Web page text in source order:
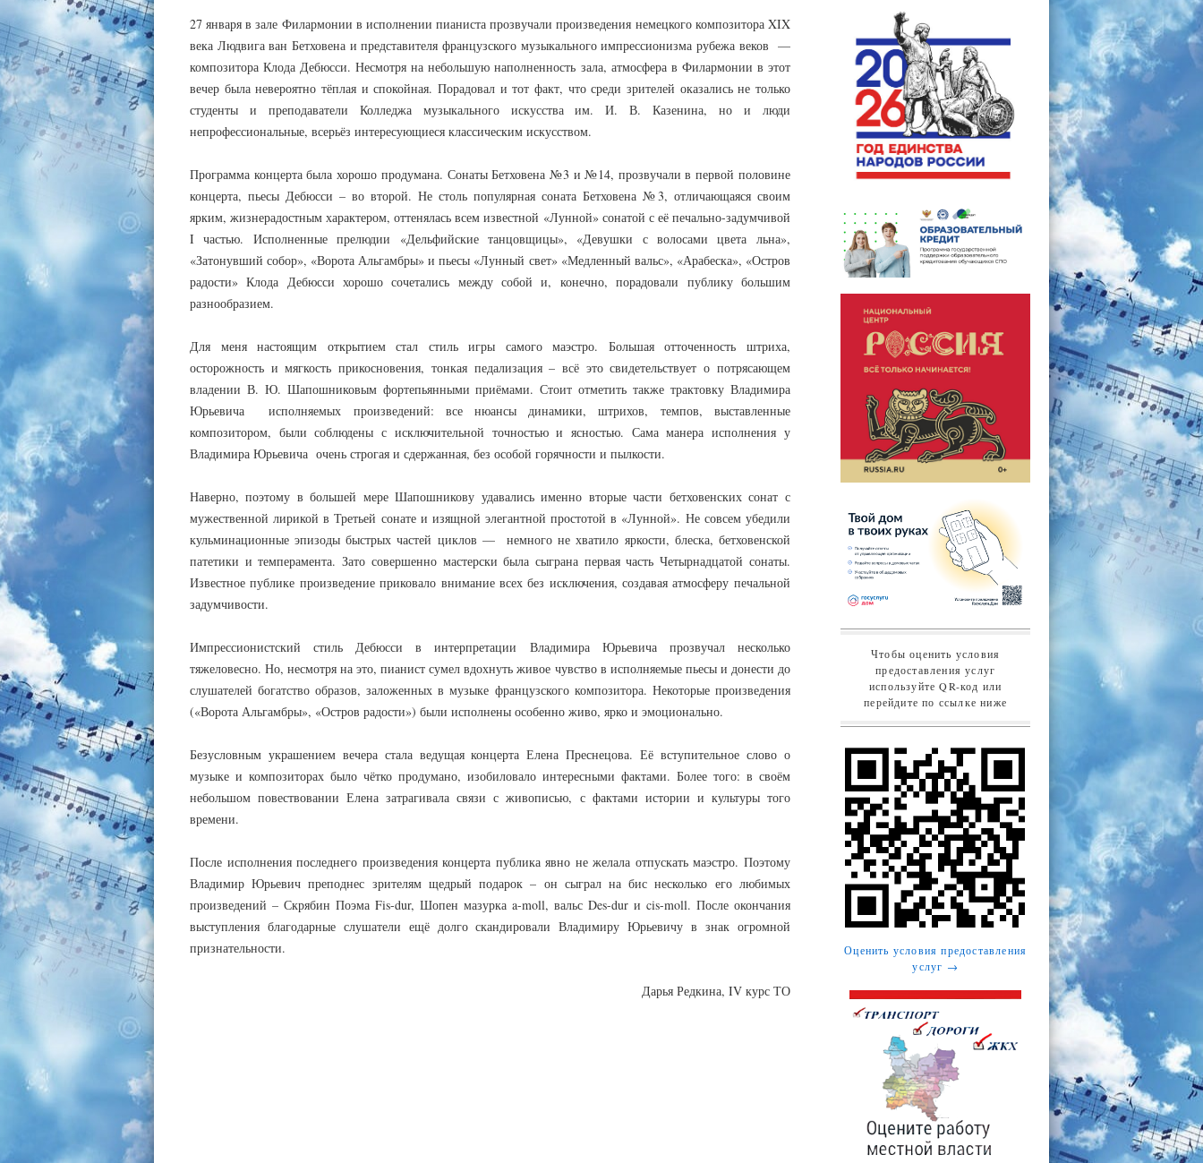
27 января в зале Филармонии в исполнении пианиста прозвучали произведения немецкого композитора XIX
века Людвига ван Бетховена и представителя французского музыкального импрессионизма рубежа веков —
композитора Клода Дебюсси. Несмотря на небольшую наполненность зала, атмосфера в Филармонии в этот
вечер была невероятно тёплая и спокойная. Порадовал и тот факт, что среди зрителей оказались не только
студенты и преподаватели Колледжа музыкального искусства им. И. В. Казенина, но и люди
непрофессиональные, всерьёз интересующиеся классическим искусством.
Программа концерта была хорошо продумана. Сонаты Бетховена №3 и №14, прозвучали в первой половине
концерта, пьесы Дебюсси – во второй. Не столь популярная соната Бетховена №3, отличающаяся своим
ярким, жизнерадостным характером, оттенялась всем известной «Лунной» сонатой с её печально-задумчивой
I частью. Исполненные прелюдии «Дельфийские танцовщицы», «Девушки с волосами цвета льна»,
«Затонувший собор», «Ворота Альгамбры» и пьесы «Лунный свет» «Медленный вальс», «Арабеска», «Остров
радости» Клода Дебюсси хорошо сочетались между собой и, конечно, порадовали публику большим
разнообразием.
Для меня настоящим открытием стал стиль игры самого маэстро. Большая отточенность штриха,
осторожность и мягкость прикосновения, тонкая педализация – всё это свидетельствует о потрясающем
владении В. Ю. Шапошниковым фортепьянными приёмами. Стоит отметить также трактовку Владимира
Юрьевича исполняемых произведений: все нюансы динамики, штрихов, темпов, выставленные
композитором, были соблюдены с исключительной точностью и ясностью. Сама манера исполнения у
Владимира Юрьевича очень строгая и сдержанная, без особой горячности и пылкости.
Наверно, поэтому в большей мере Шапошникову удавались именно вторые части бетховенских сонат с
мужественной лирикой в Третьей сонате и изящной элегантной простотой в «Лунной». Не совсем убедили
кульминационные эпизоды быстрых частей циклов — немного не хватило яркости, блеска, бетховенской
патетики и темперамента. Зато совершенно мастерски была сыграна первая часть Четырнадцатой сонаты.
Известное публике произведение приковало внимание всех без исключения, создавая атмосферу печальной
задумчивости.
Импрессионистский стиль Дебюсси в интерпретации Владимира Юрьевича прозвучал несколько
тяжеловесно. Но, несмотря на это, пианист сумел вдохнуть живое чувство в исполняемые пьесы и донести до
слушателей богатство образов, заложенных в музыке французского композитора. Некоторые произведения
(«Ворота Альгамбры», «Остров радости») были исполнены особенно живо, ярко и эмоционально.
Безусловным украшением вечера стала ведущая концерта Елена Преснецова. Её вступительное слово о
музыке и композиторах было чётко продумано, изобиловало интересными фактами. Более того: в своём
небольшом повествовании Елена затрагивала связи с живописью, с фактами истории и культуры того
времени.
После исполнения последнего произведения концерта публика явно не желала отпускать маэстро. Поэтому
Владимир Юрьевич преподнес зрителям щедрый подарок – он сыграл на бис несколько его любимых
произведений – Скрябин Поэма Fis-dur, Шопен мазурка a-moll, вальс Des-dur и cis-moll. После окончания
выступления благодарные слушатели ещё долго скандировали Владимиру Юрьевичу в знак огромной
признательности.
Дарья Редкина, IV курс ТО
Чтобы оценить условия
предоставления услуг
используйте QR-код или
перейдите по ссылке ниже
Оценить условия предоставления
услуг →